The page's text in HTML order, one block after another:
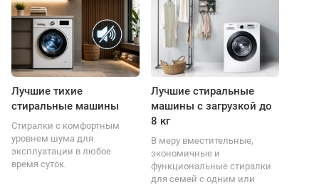
Лучшие тихие
стиральные машины
Стиралки с комфортным
уровнем шума для
эксплуатации в любое
время суток.
Лучшие стиральные
машины с загрузкой до
8 кг
В меру вместительные,
экономичные и
функциональные стиралки
для семей с одним или